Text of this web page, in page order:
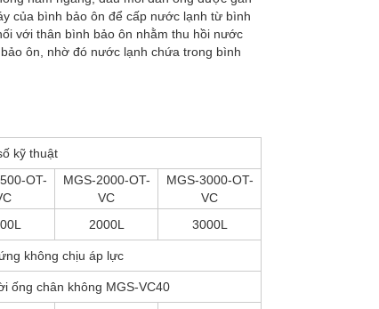
của bình bảo ôn để cấp nước lạnh từ bình
với thân bình bảo ôn nhằm thu hồi nước
ôn, nhờ đó nước lạnh chứa trong bình
kỹ thuật
OT-
MGS-2000-OT-
VC
MGS-3000-OT-
VC
2000L
3000L
không chịu áp lực
ống chân không MGS-VC40